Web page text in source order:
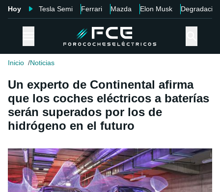
Hoy Tesla Semi Ferrari Mazda Elon Musk Degradación
Inicio Noticias
Un experto de Continental afirma
que los coches eléctricos a baterías
serán superados por los de
hidrógeno en el futuro